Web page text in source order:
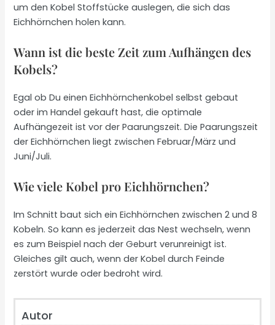
um den Kobel Stoffstücke auslegen, die sich das
Eichhörnchen holen kann.
Wann ist die beste Zeit zum Aufhängen des
Kobels?
Egal ob Du einen Eichhörnchenkobel selbst gebaut
oder im Handel gekauft hast, die optimale
Aufhängezeit ist vor der Paarungszeit. Die Paarungszeit
der Eichhörnchen liegt zwischen Februar/März und
Juni/Juli.
Wie viele Kobel pro Eichhörnchen?
Im Schnitt baut sich ein Eichhörnchen zwischen 2 und 8
Kobeln. So kann es jederzeit das Nest wechseln, wenn
es zum Beispiel nach der Geburt verunreinigt ist.
Gleiches gilt auch, wenn der Kobel durch Feinde
zerstört wurde oder bedroht wird.
Autor